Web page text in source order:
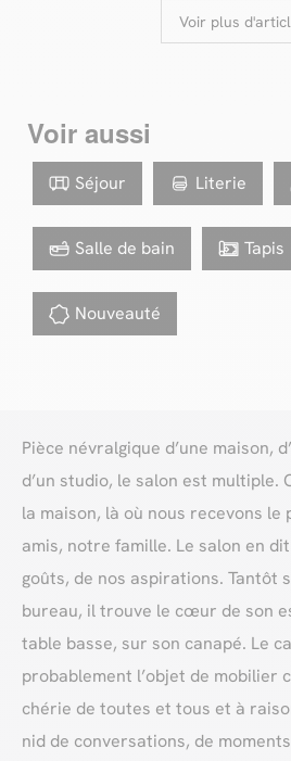
Voir plus
Voir aussi
Séjour Literie
Salle de bain Tapis
Nouveauté
Pièce névralgique d’une maison,
d’un studio, le salon est multiple.
la maison, là où nous recevons le
amis, notre famille. Le salon en
goûts, de nos aspirations. Tantôt
bureau, il trouve le cœur de son
table basse, sur son canapé. Le
probablement l’objet de mobilier
chérie de toutes et tous et à
nid de conversations, de